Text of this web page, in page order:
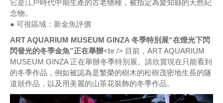
它是江戶時代中期生產的古老物種，被指定為愛知縣的天然紀
念物。
● 可視區域：新金魚評價
ART AQUARIUM MUSEUM GINZA 冬季特別展“在燈光下閃
閃發光的冬季金魚”正在舉辦<br /> 目前，ART AQUARIUM
MUSEUM GINZA 正在舉辦冬季特別展。請欣賞現在只能看到
的冬季作品，例如被認為是繁榮的樹木的松樹茂密地生長的隧
道狀作品，以及用美麗的山茶花裝飾的冬季作品。